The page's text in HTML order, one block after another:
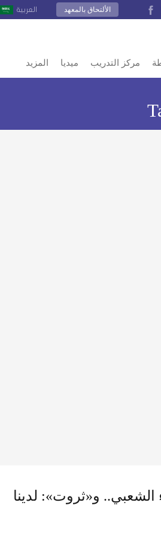
العربية الألتحاق بالمعهد
مركز التدريب ميديا المزيد
الشعبي.. و«ثروت»: لدينا